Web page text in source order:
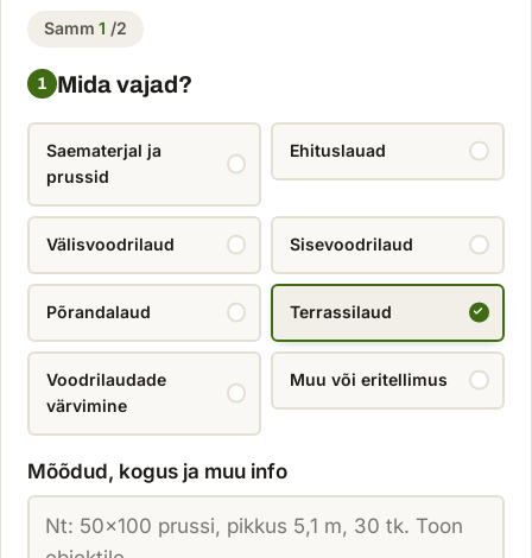
Samm 1 /2
1 Mida vajad?
Saematerjal ja
prussid
Ehituslauad
Välisvoodrilaud Sisevoodrilaud
Põrandalaud Terrassilaud
Voodrilaudade
värvimine
Muu või eritellimus
Mõõdud, kogus ja muu info